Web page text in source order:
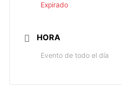
Expirado
HORA
Evento de todo el día